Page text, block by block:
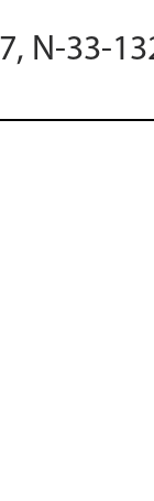
N-33-